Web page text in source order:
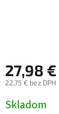
27,98 €
22,75 € bez DPH
cena:
Skladom